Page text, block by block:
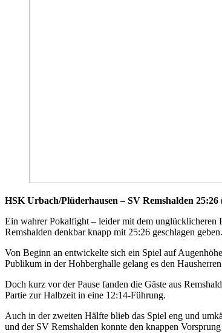
HSK Urbach/Plüderhausen – SV Remshalden 25:26
Ein wahrer Pokalfight – leider mit dem unglücklicheren
Remshalden denkbar knapp mit 25:26 geschlagen geben.
Von Beginn an entwickelte sich ein Spiel auf
Publikum in der Hohberghalle gelang es den
Doch kurz vor der Pause fanden die Gäste aus
Partie zur Halbzeit in eine 12:14-Führung.
Auch in der zweiten Hälfte blieb das Spiel eng und
und der SV Remshalden konnte den knappen